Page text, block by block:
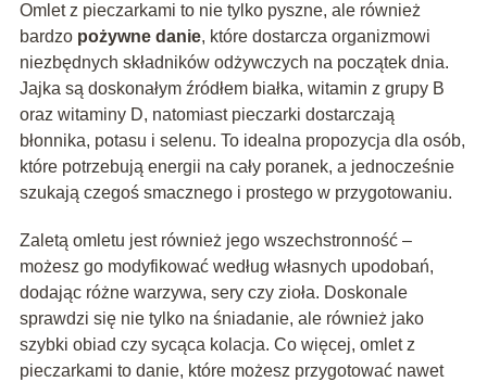
Omlet z pieczarkami to nie tylko pyszne, ale również
bardzo pożywne danie, które dostarcza organizmowi
niezbędnych składników odżywczych na początek dnia.
Jajka są doskonałym źródłem białka, witamin z grupy B
oraz witaminy D, natomiast pieczarki dostarczają
błonnika, potasu i selenu. To idealna propozycja dla osób,
które potrzebują energii na cały poranek, a jednocześnie
szukają czegoś smacznego i prostego w przygotowaniu.
Zaletą omletu jest również jego wszechstronność –
możesz go modyfikować według własnych upodobań,
dodając różne warzywa, sery czy zioła. Doskonale
sprawdzi się nie tylko na śniadanie, ale również jako
szybki obiad czy sycąca kolacja. Co więcej, omlet z
pieczarkami to danie, które możesz przygotować nawet